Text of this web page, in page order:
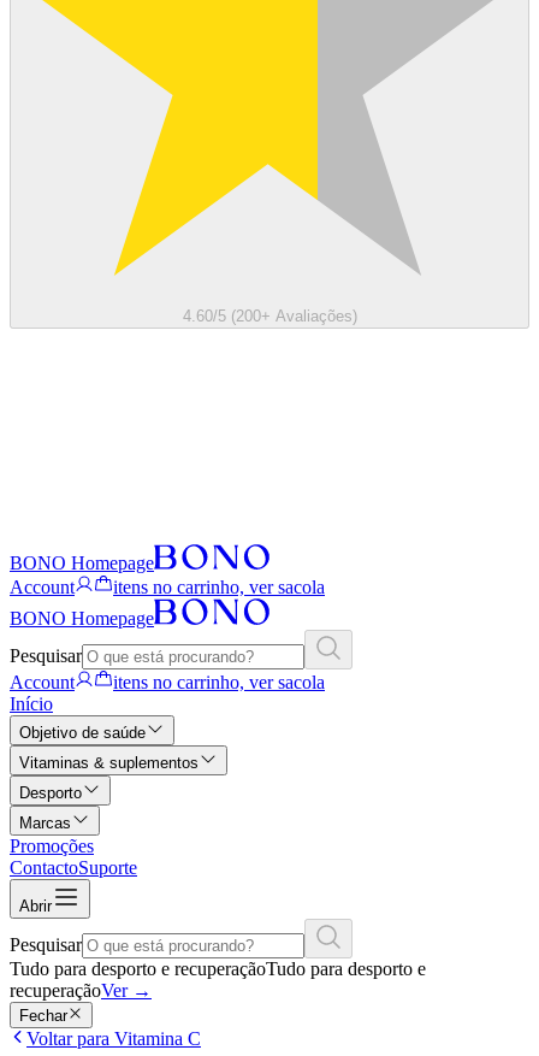
4.60/5 (200+ Avaliações)
BONO Homepage
Account
itens no carrinho, ver sacola
BONO Homepage
Pesquisar
Account
itens no carrinho, ver sacola
Início
Objetivo de saúde
Vitaminas & suplementos
Desporto
Marcas
Promoções
ContactoSuporte
Abrir
Pesquisar
Tudo para desporto e recuperaçãoTudo para desporto e
recuperaçãoVer →
Fechar
Voltar para Vitamina C